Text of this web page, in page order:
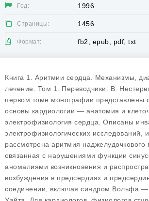
Год: 1996
Страницы: 1456
Формат: fb2, epub, pdf, txt
Книга 1. Аритмии сердца. Механизмы,
лечение. Том 1. Переводчики: В.
первом томе монографии представлены
основы кардиологии — анатомия и
электрофизиология сердца. Описаны
электрофизиологических исследований,
рассмотрена аритмия наджелудочкового
связанная с нарушениями функции
аномалиями возникновения и
возбуждения в предсердиях и
соединении, включая синдром Вольфа